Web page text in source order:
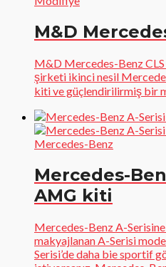
M&D
M&D Mercedes-Benz
şirketi ikinci nesil
kiti ve güçlendirilirmiş bir
Mercedes-Benz
Mercedes-
AMG kiti
Mercedes-Benz A-
makyajlanan A-Serisi
Serisi’de daha bie sportif